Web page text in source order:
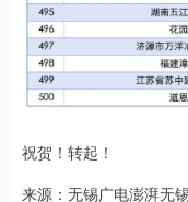
祝贺！转起！
来源：无锡广电澎湃无